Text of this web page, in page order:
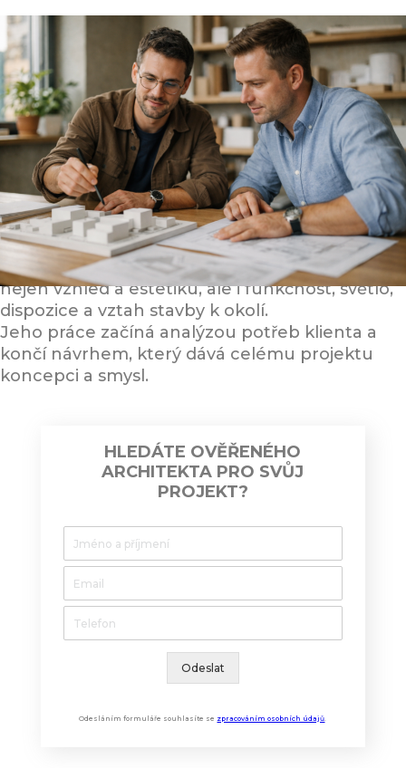
Kdo je architekt a co má na starosti
Architektje autorizovaný odborník, který řeší
nejen vzhled a estetiku, ale i funkčnost, světlo,
dispozice a vztah stavby k okolí.
Jeho práce začíná analýzou potřeb klienta a
končí návrhem, který dává celému projektu
koncepci a smysl.
HLEDÁTE OVĚŘENÉHO
ARCHITEKTA PRO SVŮJ
PROJEKT?
Odeslat
Odesláním formuláře souhlasíte se zpracováním osobních údajů